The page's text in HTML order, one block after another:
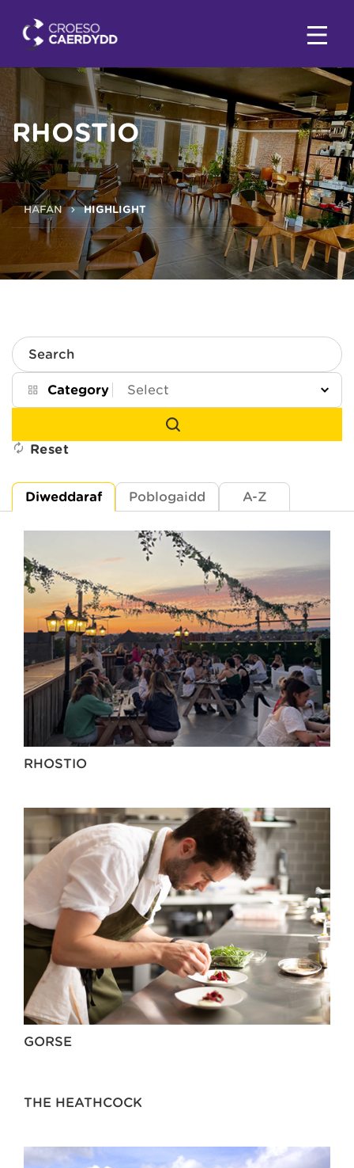
RHOSTIO
HAFAN HIGHLIGHT
Search
Category
Reset
Diweddaraf Poblogaidd A-Z
RHOSTIO
GORSE
THE HEATHCOCK